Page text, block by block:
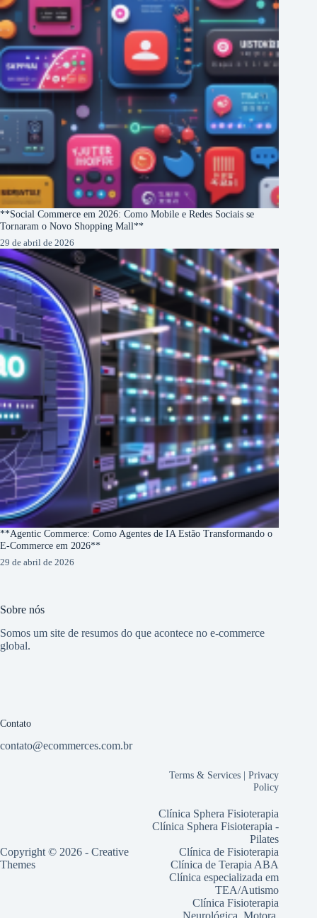
**Social Commerce em 2026: Como Mobile e Redes Sociais se
Tornaram o Novo Shopping Mall**
29 de abril de 2026
**Agentic Commerce: Como Agentes de IA Estão Transformando o
E-Commerce em 2026**
29 de abril de 2026
Sobre nós
Somos um site de resumos do que acontece no e-commerce
global.
Contato
contato@ecommerces.com.br
Copyright © 2026 - Creative
Themes
Terms & Services |Privacy
Policy
Clínica Sphera Fisioterapia
Clínica Sphera Fisioterapia -
Pilates
Clínica de Fisioterapia
Clínica de Terapia ABA
Clínica especializada em
TEA/Autismo
Clínica Fisioterapia
Neurológica, Motora,